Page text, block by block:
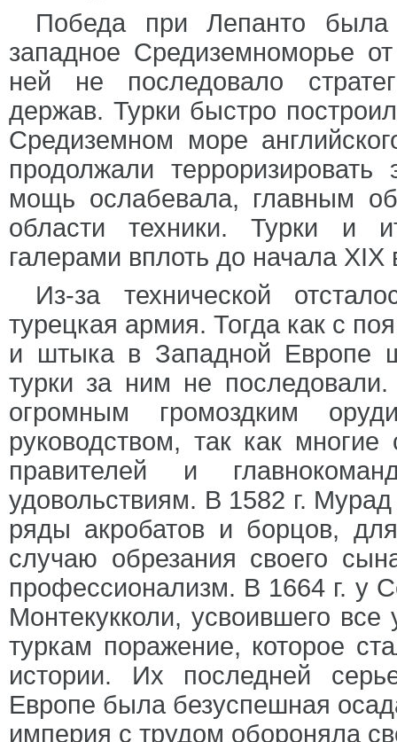
Победа при Лепанто была
западное Средиземноморье
ней не последовало
держав. Турки быстро
Средиземном море
продолжали
мощь ослабевала, главным
области техники. Турки и
галерами вплоть до начала XIX
Из-за технической
турецкая армия. Тогда как с
и штыка в Западной Европе
турки за ним не
огромным громоздким
руководством, так как
правителей и
удовольствиям. В 1582 г.
ряды акробатов и борцов,
случаю обрезания своего
профессионализм. В 1664 г. у
Монтекукколи, усвоившего
туркам поражение, которое
истории. Их последней
Европе была безуспешная
империя с трудом обороняла